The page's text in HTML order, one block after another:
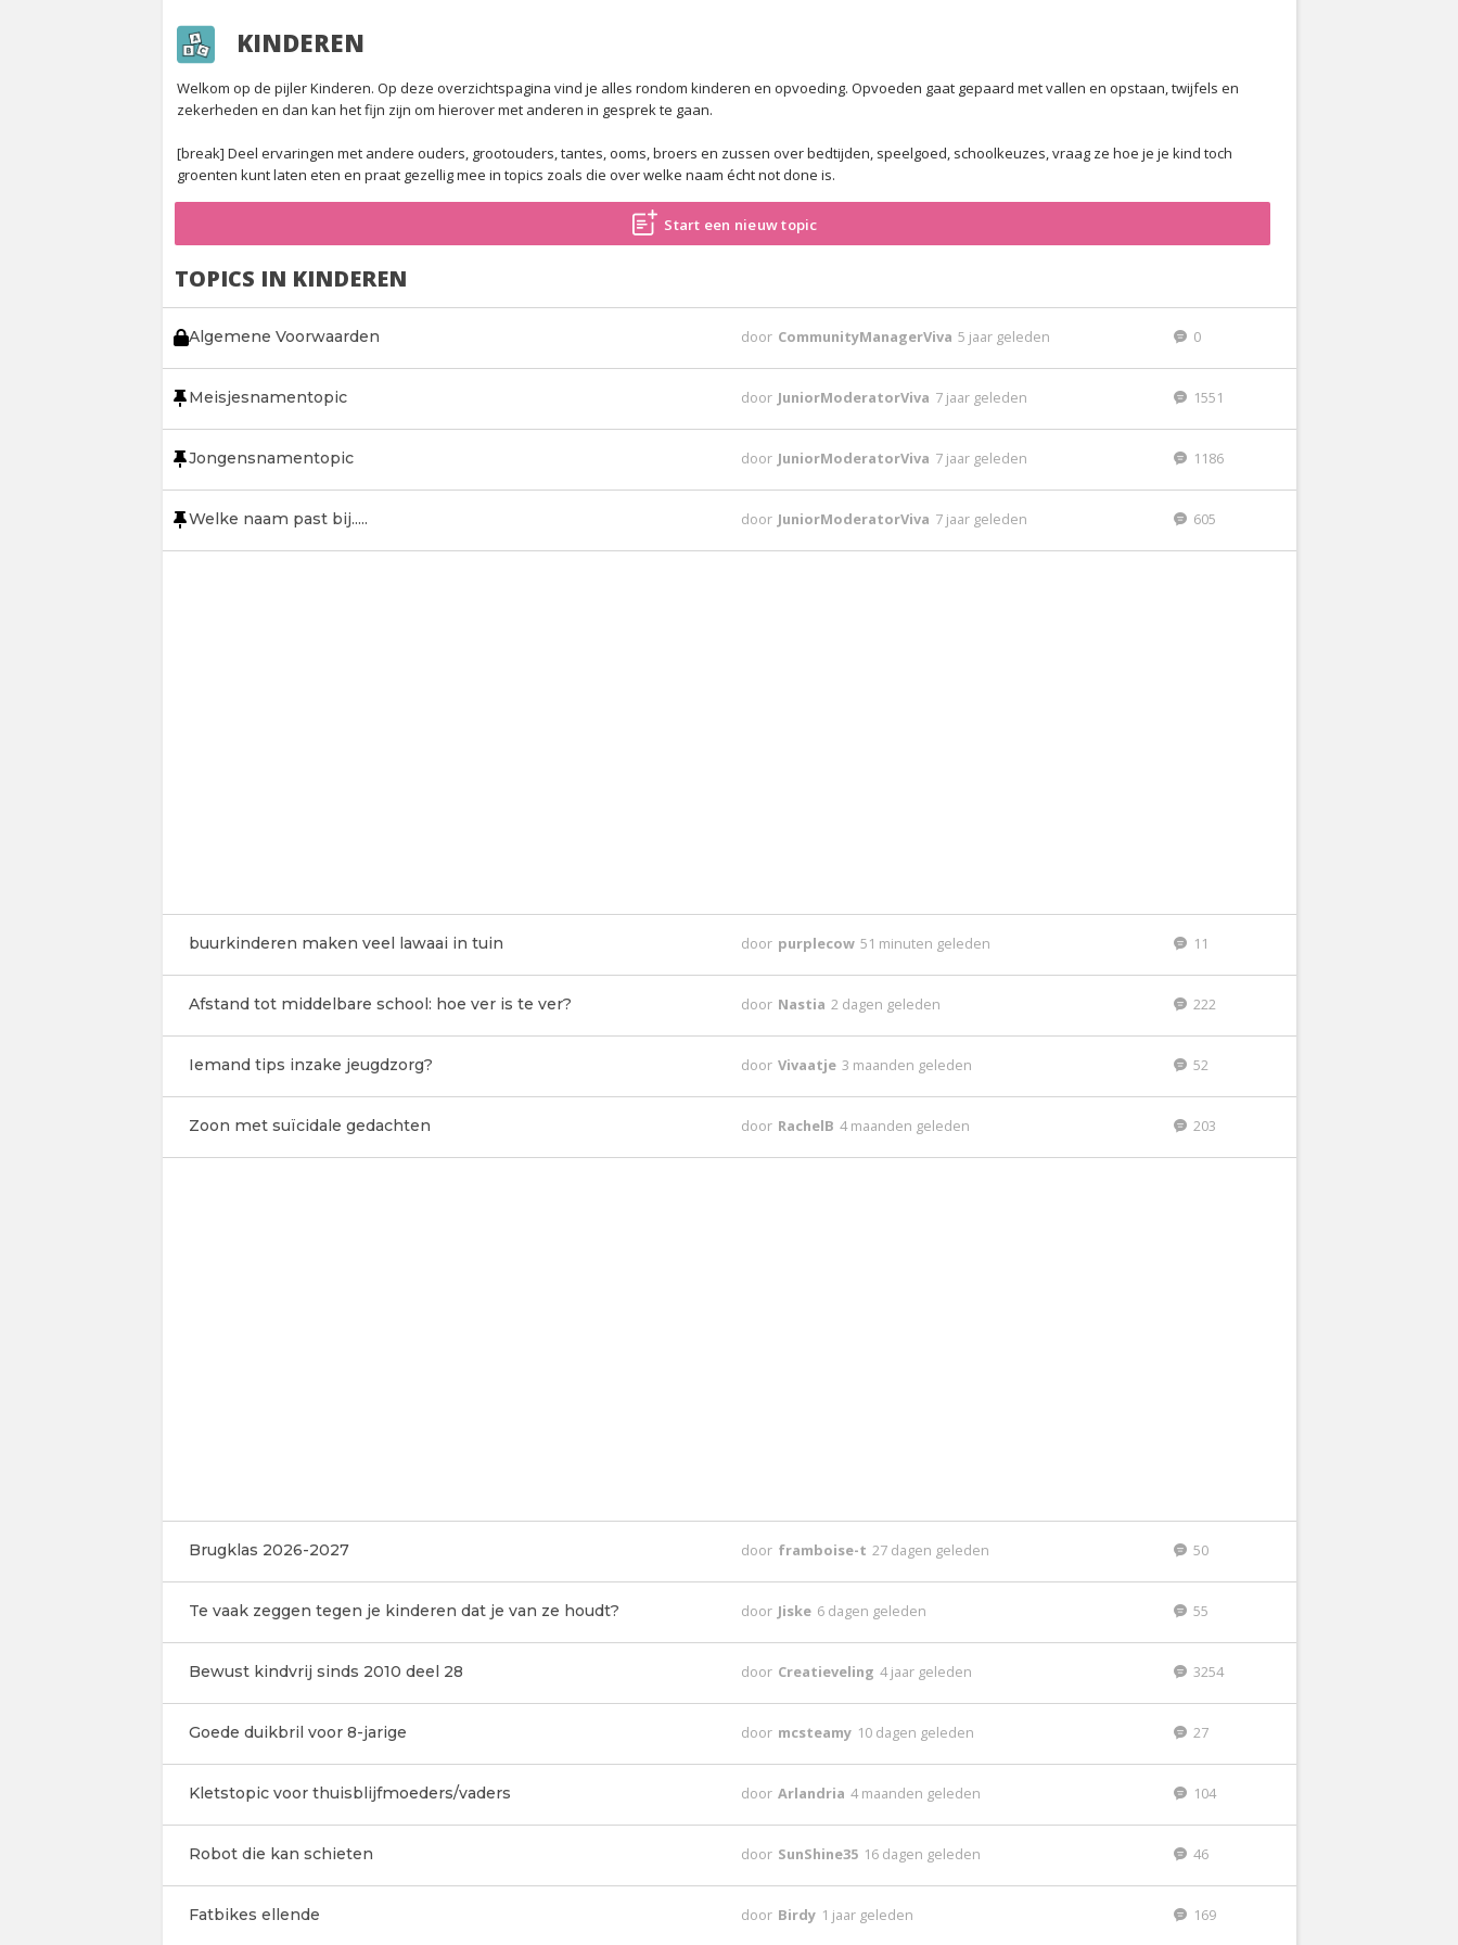
KINDEREN
Welkom op de pijler Kinderen. Op deze overzichtspagina vind je alles rondom kinderen en opvoeding. Opvoeden gaat gepaard met vallen en opstaan, twijfels en
zekerheden en dan kan het fijn zijn om hierover met anderen in gesprek te gaan.
[break] Deel ervaringen met andere ouders, grootouders, tantes, ooms, broers en zussen over bedtijden, speelgoed, schoolkeuzes, vraag ze hoe je je kind toch
groenten kunt laten eten en praat gezellig mee in topics zoals die over welke naam écht not done is.
Start een nieuw topic
TOPICS IN KINDEREN
Algemene Voorwaarden door CommunityManagerViva 5 jaar geleden 0
Meisjesnamentopic door JuniorModeratorViva 7 jaar geleden 1551
Jongensnamentopic door JuniorModeratorViva 7 jaar geleden 1186
Welke naam past bij..... door JuniorModeratorViva 7 jaar geleden 605
buurkinderen maken veel lawaai in tuin door purplecow 51 minuten geleden 11
Afstand tot middelbare school: hoe ver is te ver? door Nastia 2 dagen geleden 222
Iemand tips inzake jeugdzorg? door Vivaatje 3 maanden geleden 52
Zoon met suïcidale gedachten door RachelB 4 maanden geleden 203
Brugklas 2026-2027 door framboise-t 27 dagen geleden 50
Te vaak zeggen tegen je kinderen dat je van ze houdt? door Jiske 6 dagen geleden 55
Bewust kindvrij sinds 2010 deel 28 door Creatieveling 4 jaar geleden 3254
Goede duikbril voor 8-jarige door mcsteamy 10 dagen geleden 27
Kletstopic voor thuisblijfmoeders/vaders door Arlandria 4 maanden geleden 104
Robot die kan schieten door SunShine35 16 dagen geleden 46
Fatbikes ellende door Birdy 1 jaar geleden 169